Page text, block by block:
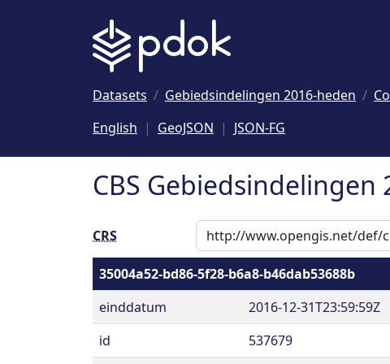
Datasets Gebiedsindelingen 2016-heden
English
GeoJSON JSON-FG
CBS
CRS
35004a52-bd86-5f28-b6a8-b46dab53688b
einddatum
2016-12-31T23:59:59Z
id
537679